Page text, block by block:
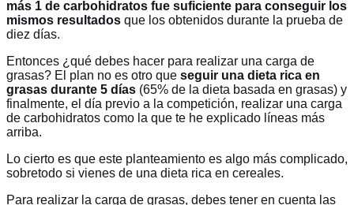
más 1 de carbohidratos fue suficiente para conseguir los
mismos resultados que los obtenidos durante la prueba de
diez días.
Entonces ¿qué debes hacer para realizar una carga de
grasas? El plan no es otro que seguir una dieta rica en
grasas durante 5 días (65% de la dieta basada en grasas) y
finalmente, el día previo a la competición, realizar una carga
de carbohidratos como la que te he explicado líneas más
arriba.
Lo cierto es que este planteamiento es algo más complicado,
sobretodo si vienes de una dieta rica en cereales.
Para realizar la carga de grasas, debes tener en cuenta las